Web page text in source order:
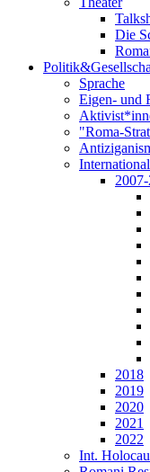
Die
Sprache
Eigen- und
"Roma-
2018
2019
2020
2021
2022
Int.